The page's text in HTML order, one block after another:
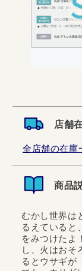
店舗
全店舗の在庫
商品
むかし世界は
るえていると
をみつけた
し、火はおそ
るとウサギが